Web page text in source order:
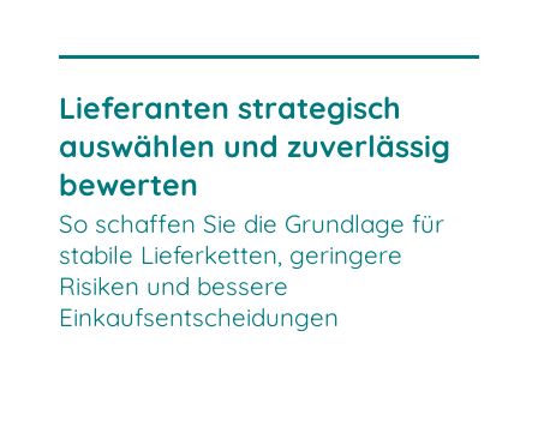
Lieferanten strategisch
auswählen und zuverlässig
bewerten
So schaffen Sie die Grundlage für
stabile Lieferketten, geringere
Risiken und bessere
Einkaufsentscheidungen